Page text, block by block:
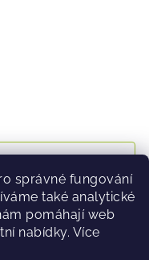
správné fungování
také analytické
pomáhají web
nabídky. Více
+ RS 10 PR 24/25